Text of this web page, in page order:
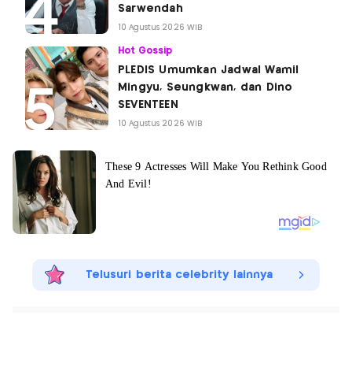
Sarwendah
10 Agustus 2026 WIB
Hot Gossip
PLEDIS Umumkan Jadwal Wamil
Mingyu, Seungkwan, dan Dino
SEVENTEEN
10 Agustus 2026 WIB
Telusuri berita celebrity lainnya